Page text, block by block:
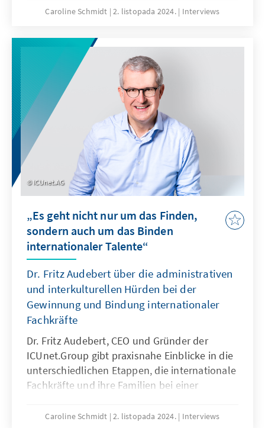
Fachkräfte auf.
Caroline Schmidt 2. listopada 2024. Interviews
ICUnet.AG
„Es geht nicht nur um das Finden,
sondern auch um das Binden
internationaler Talente“
Dr. Fritz Audebert über die administrativen
und interkulturellen Hürden bei der
Gewinnung und Bindung internationaler
Fachkräfte
Dr. Fritz Audebert, CEO und Gründer der
ICUnet.Group gibt praxisnahe Einblicke in die
unterschiedlichen Etappen, die internationale
Fachkräfte und ihre Familien bei einer
und zeigt auf, wie Talente langfristig gehalten
Caroline Schmidt 2. listopada 2024. Interviews